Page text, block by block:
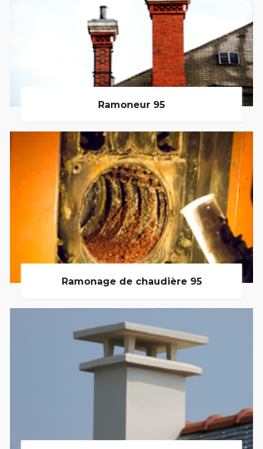
Ramoneur 95
Ramonage de chaudière 95